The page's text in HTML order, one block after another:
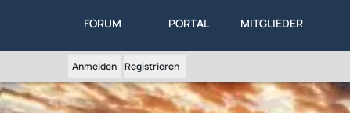
FORUM PORTAL MITGLIEDER
Anmelden Registrieren